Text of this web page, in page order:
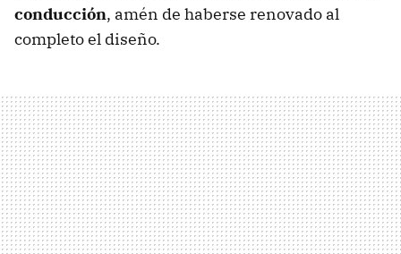
conducción, amén de haberse renovado al
completo el diseño.